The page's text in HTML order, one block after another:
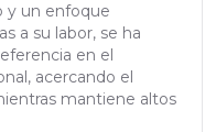
y un enfoque
a su labor, se ha
en el
acercando el
mantiene altos